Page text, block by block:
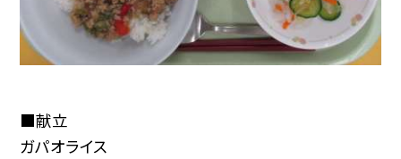
■献立
ガパオライス